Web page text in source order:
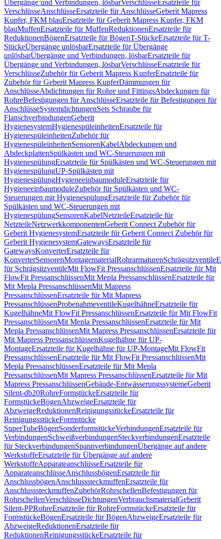
Übergänge und Verbindungen, lösbarVerschlüsseErsatzteile für
VerschlüsseAnschlüsseErsatzteile für AnschlüsseGeberit Mapress
Kupfer, FKM blauErsatzteile für Geberit Mapress Kupfer, FKM
blauMuffenErsatzteile für MuffenReduktionenErsatzteile für
ReduktionenBögenErsatzteile für BögenT-StückeErsatzteile für T-
StückeÜbergänge unlösbarErsatzteile für Übergänge
unlösbarÜbergänge und Verbindungen, lösbarErsatzteile für
Übergänge und Verbindungen, lösbarVerschlüsseErsatzteile für
VerschlüsseZubehör für Geberit Mapress KupferErsatzteile für
Zubehör für Geberit Mapress KupferDämmungen für
AnschlüsseAbdichtungen für Rohre und FittingsAbdeckungen für
RohreBefestigungen für AnschlüsseErsatzteile für Befestigungen für
AnschlüsseSystemdichtungenSets Schraube für
FlanschverbindungenGeberit
HygienesystemHygienespüleinheitenErsatzteile für
HygienespüleinheitenZubehör für
HygienespüleinheitenSensorenKabelAbdeckungen und
AbdeckplattenSpülkästen und WC-Steuerungen mit
HygienespülungErsatzteile für Spülkästen und WC-Steuerungen mit
HygienespülungUP-Spülkästen mit
HygienespülungHygieneeinbaumoduleErsatzteile für
HygieneeinbaumoduleZubehör für Spülkästen und WC-
Steuerungen mit HygienespülungErsatzteile für Zubehör für
Spülkästen und WC-Steuerungen mit
HygienespülungSensorenKabelNetzteileErsatzteile für
NetzteileNetzwerkkomponentenGeberit Connect Zubehör für
Geberit HygienesystemErsatzteile für Geberit Connect Zubehör für
Geberit HygienesystemGatewaysErsatzteile für
GatewaysKonverterErsatzteile für
KonverterSensorenMontagematerialRohrarmaturenSchrägsitzventile
für SchrägsitzventileMit FlowFit PressanschlüssenErsatzteile für Mit
FlowFit PressanschlüssenMit Mepla PressanschlüssenErsatzteile für
Mit Mepla PressanschlüssenMit Mapress
PressanschlüssenErsatzteile für Mit Mapress
PressanschlüssenProbenahmeventileKugelhähneErsatzteile für
KugelhähneMit FlowFit PressanschlüssenErsatzteile für Mit FlowFit
PressanschlüssenMit Mepla PressanschlüssenErsatzteile für Mit
Mepla PressanschlüssenMit Mapress PressanschlüssenErsatzteile für
Mit Mapress PressanschlüssenKugelhähne für UP-
MontageErsatzteile für Kugelhähne für UP-MontageMit FlowFit
PressanschlüssenErsatzteile für Mit FlowFit PressanschlüssenMit
Mepla PressanschlüssenErsatzteile für Mit Mepla
PressanschlüssenMit Mapress PressanschlüssenErsatzteile für Mit
Mapress PressanschlüssenGebäude-EntwässerungssystemeGeberit
Silent-db20RohreFormstückeErsatzteile für
FormstückeBögenAbzweigeErsatzteile für
AbzweigeReduktionenReinigungsstückeErsatzteile für
ReinigungsstückeFormstücke
SuperTubeBögenSonderformstückeVerbindungenErsatzteile für
VerbindungenSchweißverbindungenSteckverbindungenErsatzteile
für SteckverbindungenSpannverbindungenÜbergänge auf andere
WerkstoffeErsatzteile für Übergänge auf andere
WerkstoffeApparateanschlüsseErsatzteile für
ApparateanschlüsseAnschlussbögenErsatzteile für
AnschlussbögenAnschlusssteckmuffenErsatzteile für
AnschlusssteckmuffenZubehörRohrschellenBefestigungen für
RohrschellenVerschlüsseDichtungenVerbrauchsmaterialGeberit
Silent-PPRohreErsatzteile für RohreFormstückeErsatzteile für
FormstückeBögenErsatzteile für BögenAbzweigeErsatzteile für
AbzweigeReduktionenErsatzteile für
ReduktionenReinigungsstückeErsatzteile für